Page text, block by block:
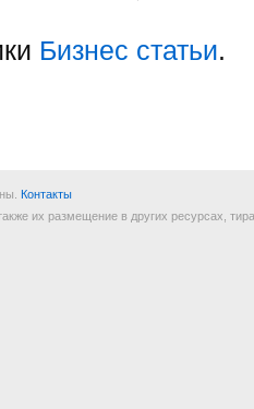
Бизнес статьи.
Контакты
их размещение в других ресурсах,